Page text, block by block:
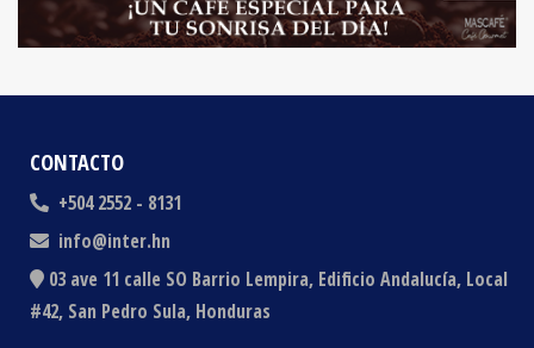
CONTACTO
+504 2552 - 8131
info@inter.hn
03 ave 11 calle SO Barrio Lempira, Edificio Andalucía, Local
#42, San Pedro Sula, Honduras